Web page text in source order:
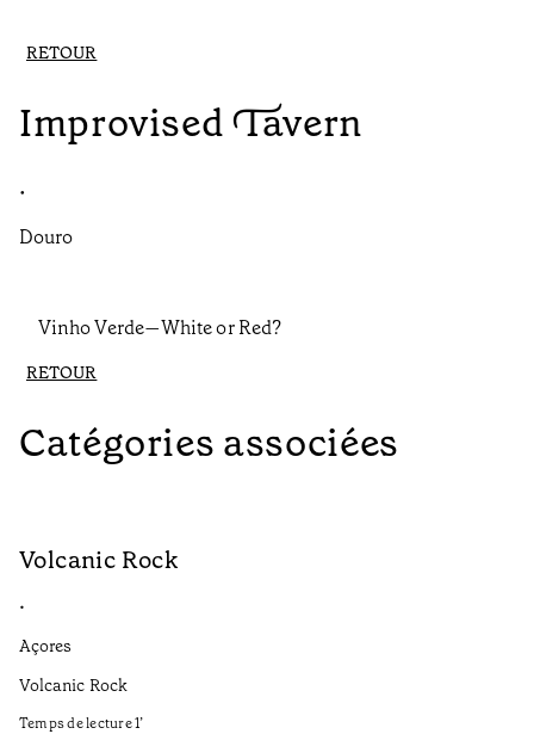
RETOUR
Improvised Tavern
•
Douro
Vinho Verde—White or Red?
RETOUR
Catégories associées
Volcanic Rock
•
Açores
Volcanic Rock
Temps de lecture1’